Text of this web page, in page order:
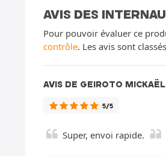
AVIS DES
Pour pouvoir évaluer ce
contrôle. Les avis sont
AVIS DE GEIROTO MICKAËL
5/5
Super, envoi rapide.